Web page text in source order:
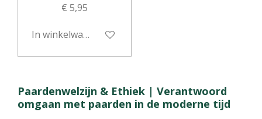
€ 5,95
In winkelwagen
Paardenwelzijn & Ethiek | Verantwoord
omgaan met paarden in de moderne tijd